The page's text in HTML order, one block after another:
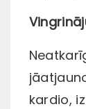
kardio,